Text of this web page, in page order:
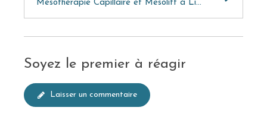
Mésothérapie Capillaire et Mesolift à Lille : Découvrez les Services de la Clinique Esthétique Omorfia
Soyez le premier à réagir
Laisser un commentaire